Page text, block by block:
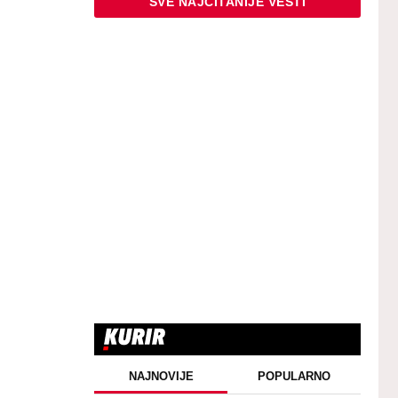
NAJNOVIJE POPULARNO